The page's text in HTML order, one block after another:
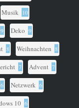
Musik 10
9 Deko 9
8 Weihnachten 8
7 Advent 7
6 Netzwerk 6
10 6